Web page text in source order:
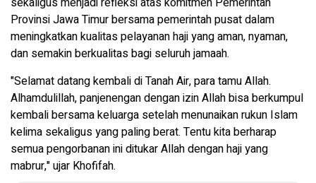
Provinsi Jawa Timur bersama pemerintah pusat dalam
meningkatkan kualitas pelayanan haji yang aman, nyaman,
dan semakin berkualitas bagi seluruh jamaah.
"Selamat datang kembali di Tanah Air, para tamu Allah.
Alhamdulillah, panjenengan dengan izin Allah bisa berkumpul
kembali bersama keluarga setelah menunaikan rukun Islam
kelima sekaligus yang paling berat. Tentu kita berharap
semua pengorbanan ini ditukar Allah dengan haji yang
mabrur," ujar Khofifah.